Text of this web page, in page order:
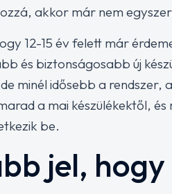
akkor már nem
12-15 év felett már
és biztonságosabb új
minél idősebb a
a mai készülékektől, és
be.
jel, hogy